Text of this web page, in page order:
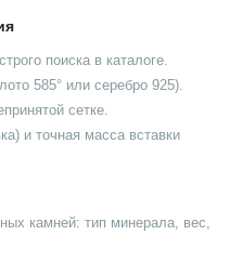
поиска в каталоге.
585° или серебро 925).
сетке.
и точная масса вставки
камней: тип минерала, вес,